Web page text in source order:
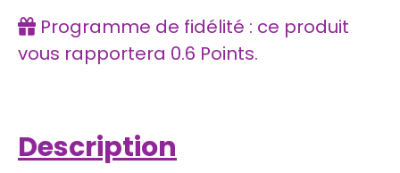
Programme de fidélité : ce produit
vous rapportera 0.6 Points.
Description